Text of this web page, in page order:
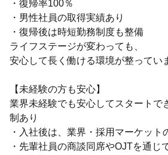
・復帰率100％
・男性社員の取得実績あり
・復帰後は時短勤務制度も整備
ライフステージが変わっても、
安心して長く働ける環境が整ってい
【未経験の方も安心】
業界未経験でも安心してスタートで
制あり
・入社後は、業界・採用マーケット
・先輩社員の商談同席やOJTを通じ